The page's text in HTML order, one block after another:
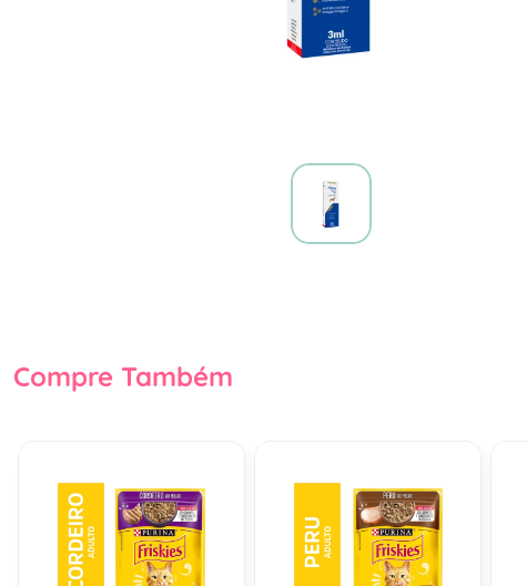
Compre Também